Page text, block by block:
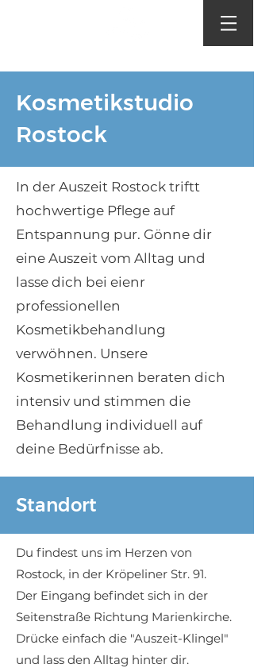
Kosmetikstudio
Rostock
In der Auszeit Rostock triftt
hochwertige Pflege auf
Entspannung pur. Gönne dir
eine Auszeit vom Alltag und
lasse dich bei eienr
professionellen
Kosmetikbehandlung
verwöhnen. Unsere
Kosmetikerinnen beraten dich
intensiv und stimmen die
Behandlung individuell auf
deine Bedürfnisse ab.
Standort
Du findest uns im Herzen von
Rostock, in der Kröpeliner Str. 91.
Der Eingang befindet sich in der
Seitenstraße Richtung Marienkirche.
Drücke einfach die "Auszeit-Klingel"
und lass den Alltag hinter dir.